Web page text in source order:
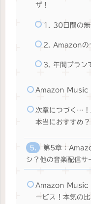
ザ！
1. 30日間の無
2. Amazonの
3. 年間プラン
Amazon Music
次章につづく…
本当におすすめ？
第5章：
シ？他の音楽配信サ
Amazon Music
ービス！本気の